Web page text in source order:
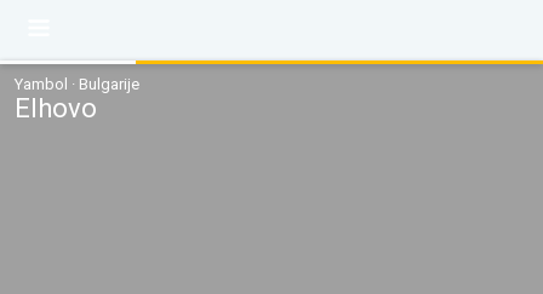
Yambol · Bulgarije
Elhovo